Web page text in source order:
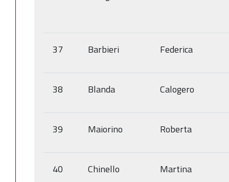
37 Barbieri Federica
38 Blanda Calogero
39 Maiorino Roberta
40 Chinello Martina